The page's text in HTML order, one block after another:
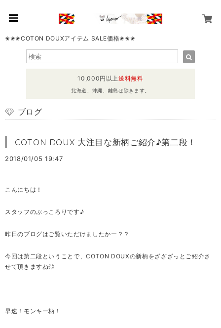
✬✬✬COTON DOUXアイテム SALE価格✬✬✬
10,000円以上送料無料
北海道、沖縄、離島は除きます。
ブログ
COTON DOUX 大注目な新柄ご紹介♪第二段！
2018/01/05 19:47
こんにちは！
スタッフのぶっころりです♪
昨日のブログはご覧いただけましたかー？？
今回は第二段ということで、COTON DOUXの新柄をざざざっとご紹介さ
せて頂きますね◎
早速！モンキー柄！